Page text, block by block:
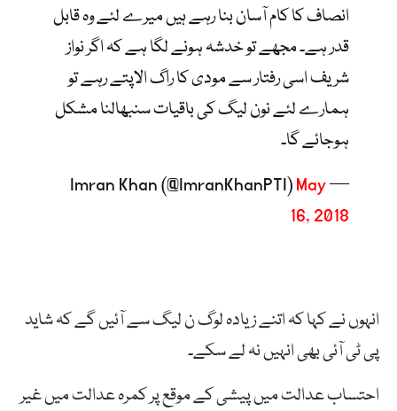
انصاف کا کام آسان بنا رہے ہیں میرے لئے وہ قابل
قدر ہے۔ مجھے تو خدشہ ہونے لگا ہے کہ اگر نواز
شریف اسی رفتار سے مودی کا راگ الاپتے رہے تو
ہمارے لئے نون لیگ کی باقیات سنبھالنا مشکل
ہوجائے گا۔
— Imran Khan (@ImranKhanPTI)
May
16, 2018
انہوں نے کہا کہ اتنے زیادہ لوگ ن لیگ سے آئیں گے کہ شاید
پی ٹی آئی بھی انہیں نہ لے سکے۔
احتساب عدالت میں پیشی کے موقع پر کمرہ عدالت میں غیر